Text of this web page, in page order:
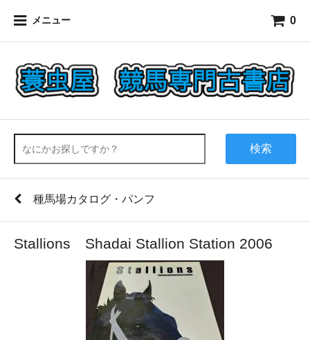
メニュー 0
検索
種馬場カタログ・パンフ
Stallions Shadai Stallion Station 2006